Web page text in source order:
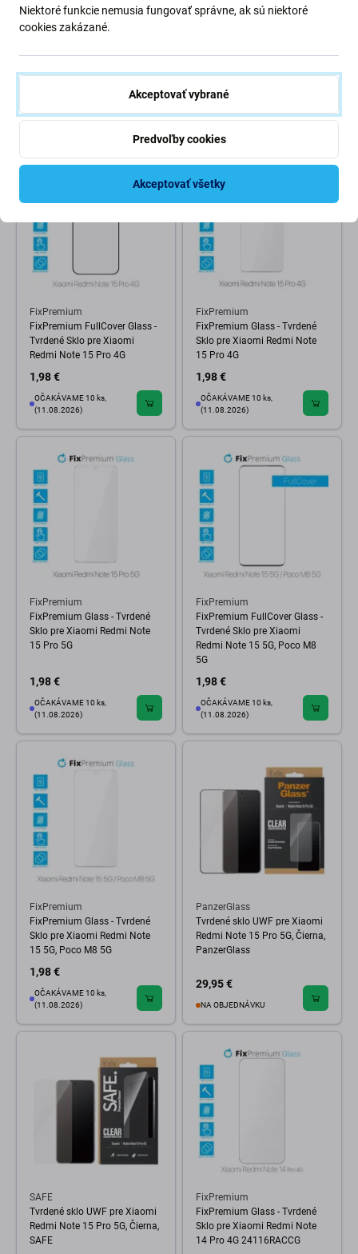
FixPremium Glass - Tvrdené
NA OBJEDNÁVKU
FixPremium
Poco F3
3,98 €
SKLADOM 6 ks
FixPremium
FixPremium FullCover Glass -
Tvrdené Sklo pre Xiaomi
Redmi Note 15 Pro 4G
1,98 €
OČAKÁVAME 10 ks,
(11.08.2026)
FixPremium
FixPremium Glass - Tvrdené
Sklo pre Xiaomi Redmi Note
15 Pro 4G
1,98 €
OČAKÁVAME 10 ks,
(11.08.2026)
FixPremium
FixPremium Glass - Tvrdené
Sklo pre Xiaomi Redmi Note
15 Pro 5G
1,98 €
OČAKÁVAME 10 ks,
(11.08.2026)
FixPremium
FixPremium FullCover Glass -
Tvrdené Sklo pre Xiaomi
Redmi Note 15 5G, Poco M8
5G
1,98 €
OČAKÁVAME 10 ks,
(11.08.2026)
FixPremium
FixPremium Glass - Tvrdené
Sklo pre Xiaomi Redmi Note
15 5G, Poco M8 5G
1,98 €
OČAKÁVAME 10 ks,
(11.08.2026)
PanzerGlass
Tvrdené sklo UWF pre Xiaomi
Redmi Note 15 Pro 5G, Čierna,
PanzerGlass
29,95 €
NA OBJEDNÁVKU
SAFE
Tvrdené sklo UWF pre Xiaomi
Redmi Note 15 Pro 5G, Čierna,
SAFE
FixPremium
FixPremium Glass - Tvrdené
Sklo pre Xiaomi Redmi Note
14 Pro 4G 24116RACCG
Niektoré funkcie nemusia fungovať správne, ak sú niektoré
cookies zakázané.
Akceptovať vybrané
Predvoľby cookies
Akceptovať všetky